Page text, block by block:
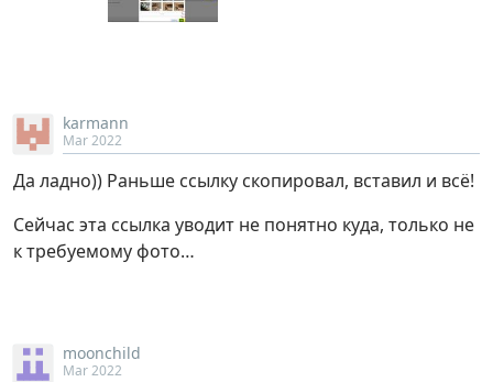
karmann
Mar 2022
Да ладно)) Раньше ссылку скопировал, вставил и всё!
Сейчас эта ссылка уводит не понятно куда, только не
к требуемому фото…
moonchild
Mar 2022